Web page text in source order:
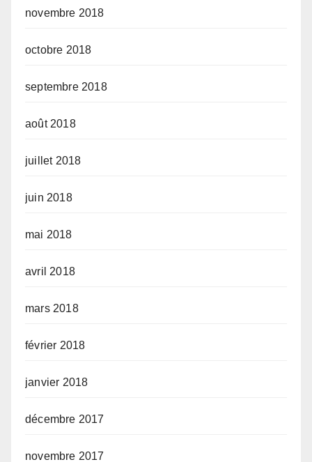
novembre 2018
octobre 2018
septembre 2018
août 2018
juillet 2018
juin 2018
mai 2018
avril 2018
mars 2018
février 2018
janvier 2018
décembre 2017
novembre 2017